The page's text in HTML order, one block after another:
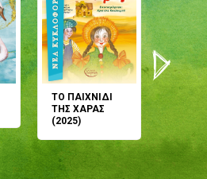
ΤΟ ΠΑΙΧΝΙΔΙ
ΤΗΣ ΧΑΡΑΣ
(2025)
μου;
(2024)